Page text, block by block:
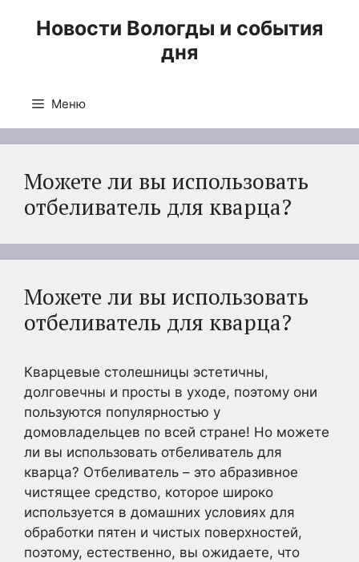
Новости Вологды и события
дня
Меню
Можете ли вы использовать
отбеливатель для кварца?
Можете ли вы использовать
отбеливатель для кварца?
Кварцевые столешницы эстетичны,
долговечны и просты в уходе, поэтому они
пользуются популярностью у
домовладельцев по всей стране! Но можете
ли вы использовать отбеливатель для
кварца? Отбеливатель – это абразивное
чистящее средство, которое широко
используется в домашних условиях для
обработки пятен и чистых поверхностей,
поэтому, естественно, вы ожидаете, что